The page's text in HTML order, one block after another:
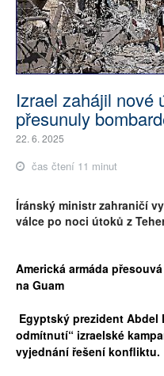
Izrael zahájil nové
přesunuly
22. 6. 2025
čas čtení 11 minut
Íránský ministr zahraničí
válce po noci útoků z
Americká armáda
na Guam
Egyptský prezident
odmítnutí“ izraelské
vyjednání řešení konfliktu.